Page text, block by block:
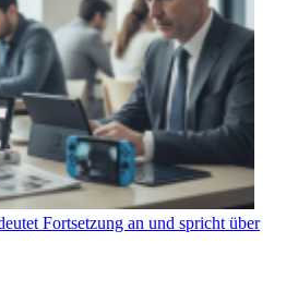
Fortsetzung an und spricht über